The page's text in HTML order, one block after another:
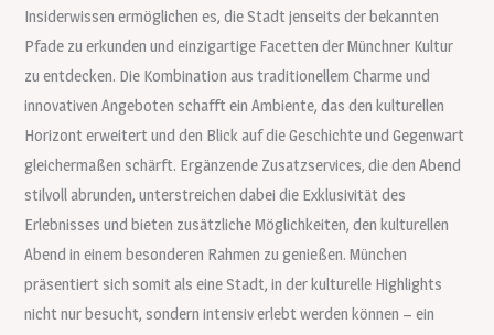
Insiderwissen ermöglichen es, die Stadt jenseits der bekannten
Pfade zu erkunden und einzigartige Facetten der Münchner Kultur
zu entdecken. Die Kombination aus traditionellem Charme und
innovativen Angeboten schafft ein Ambiente, das den kulturellen
Horizont erweitert und den Blick auf die Geschichte und Gegenwart
gleichermaßen schärft. Ergänzende Zusatzservices, die den Abend
stilvoll abrunden, unterstreichen dabei die Exklusivität des
Erlebnisses und bieten zusätzliche Möglichkeiten, den kulturellen
Abend in einem besonderen Rahmen zu genießen. München
präsentiert sich somit als eine Stadt, in der kulturelle Highlights
nicht nur besucht, sondern intensiv erlebt werden können – ein